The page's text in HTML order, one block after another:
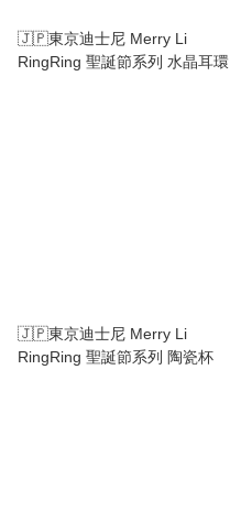
🇯🇵東京迪士尼 Merry Li
RingRing 聖誕節系列 水晶耳環
🇯🇵東京迪士尼 Merry Li
RingRing 聖誕節系列 陶瓷杯